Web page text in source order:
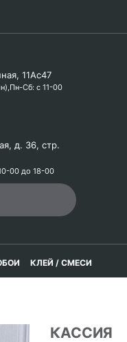
11Ас47
Сб: с 11-00
д. 36, стр.
00 до 18-00
КЛЕЙ / СМЕСИ
КАССИЯ